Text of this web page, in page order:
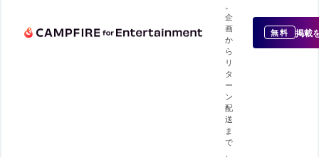
企
画
か
ら
リ
タ
ー
ン
配
送
ま
で
無料 掲載